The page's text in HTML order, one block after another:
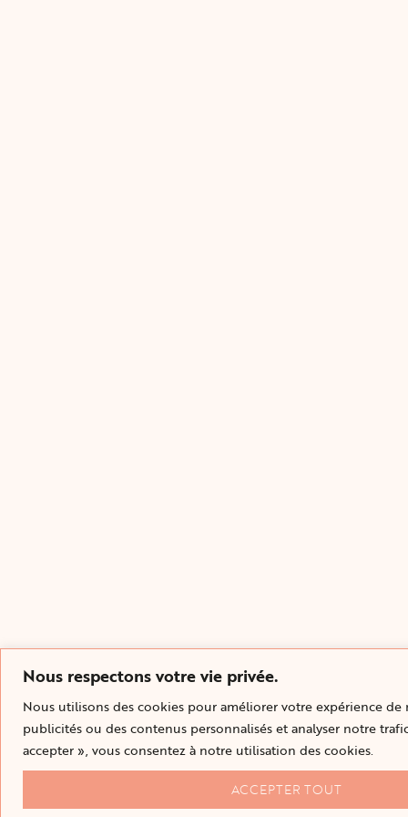
Nous respectons votre vie privée.
Nous utilisons des cookies pour améliorer votre expérience de
publicités ou des contenus personnalisés et analyser notre
accepter », vous consentez à notre utilisation des cookies.
ACCEPTER TOUT